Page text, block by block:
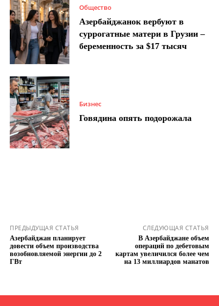
Общество
Азербайджанок вербуют в
суррогатные матери в Грузии –
беременность за $17 тысяч
Бизнес
Говядина опять подорожала
ПРЕДЫДУЩАЯ СТАТЬЯ
Азербайджан планирует
довести объем производства
возобновляемой энергии до 2
ГВт
СЛЕДУЮЩАЯ СТАТЬЯ
В Азербайджане объем
операций по дебетовым
картам увеличился более чем
на 13 миллиардов манатов